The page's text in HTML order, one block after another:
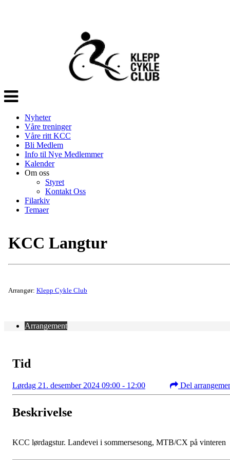
Veksle
navigasjon
Nyheter
Våre treninger
Våre ritt KCC
Bli Medlem
Info til Nye Medlemmer
Kalender
Om oss
Styret
Kontakt Oss
Filarkiv
Temaer
KCC Langtur
Arrangør: Klepp Cykle Club
Arrangement
Tid
Lørdag 21. desember 2024 09:00 - 12:00 Del
Beskrivelse
KCC lørdagstur. Landevei i sommersesong, MTB/CX på vinteren